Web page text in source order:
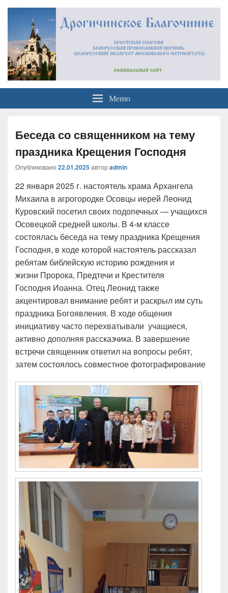
Официальный сайт
Дрогичинского благочиния
Меню
Беседа со священником на тему
праздника Крещения Господня
Опубликовано 22.01.2025автор admin
22 января 2025 г. настоятель храма Архангела
Михаила в агрогородке Осовцы иерей Леонид
Куровский посетил своих подопечных — учащихся
Осовецкой средней школы. В 4-м классе
состоялась беседа на тему праздника Крещения
Господня, в ходе которой настоятель рассказал
ребятам библейскую историю рождения и
жизни Пророка, Предтечи и Крестителя
Господня Иоанна. Отец Леонид также
акцентировал внимание ребят и раскрыл им суть
праздника Богоявления. В ходе общения
инициативу часто перехватывали учащиеся,
активно дополняя рассказчика. В завершение
встречи священник ответил на вопросы ребят,
затем состоялось совместное фотографирование